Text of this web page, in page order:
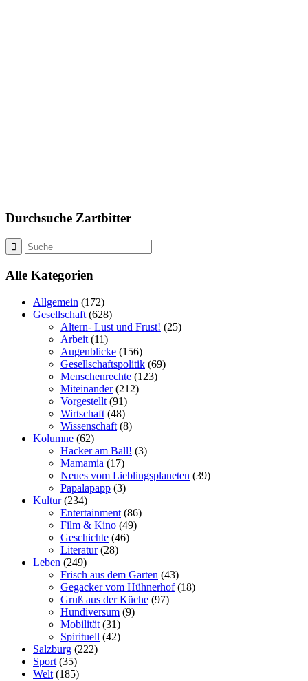
Durchsuche Zartbitter
Alle Kategorien
Allgemein (172)
Gesellschaft (628)
Altern- Lust und Frust! (25)
Arbeit (11)
Augenblicke (156)
Gesellschaftspolitik (69)
Menschenrechte (123)
Miteinander(212)
Vorgestellt (91)
Wirtschaft (48)
Wissenschaft (8)
Kolumne (62)
Hacker am Ball! (3)
Mamamia (17)
Neues vom Lieblingsplaneten (39)
Papalapapp (3)
Kultur(234)
Entertainment (86)
Film & Kino (49)
Geschichte (46)
Literatur(28)
Leben (249)
Frisch aus dem Garten (43)
Gegacker vom Hühnerhof(18)
Gruß aus der Küche (97)
Hundiversum (9)
Mobilität (31)
Spirituell (42)
Salzburg (222)
Sport (35)
Welt (185)